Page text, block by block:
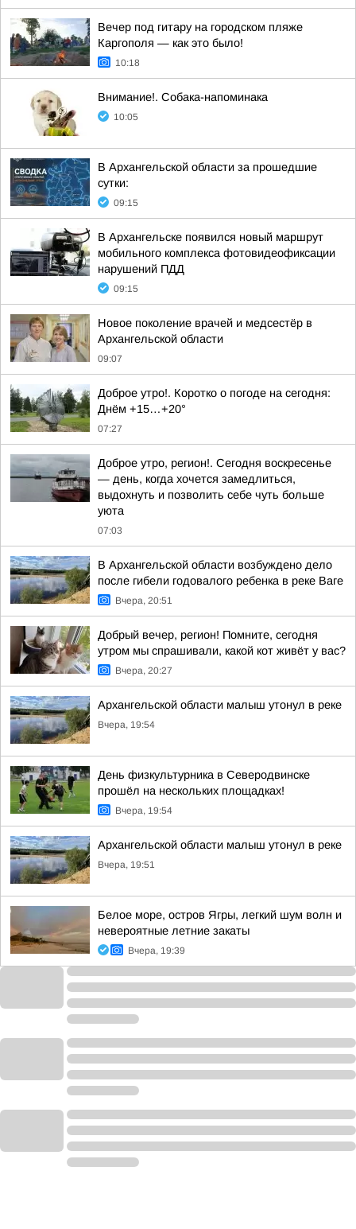
Вечер под гитару на городском пляже
Каргополя — как это было!
10:18
Внимание!. Собака-напоминака
10:05
В Архангельской области за прошедшие
сутки:
09:15
В Архангельске появился новый маршрут
мобильного комплекса фотовидеофиксации
нарушений ПДД
09:15
Новое поколение врачей и медсестёр в
Архангельской области
09:07
Доброе утро!. Коротко о погоде на сегодня:
Днём +15…+20°
07:27
Доброе утро, регион!. Сегодня воскресенье
— день, когда хочется замедлиться,
выдохнуть и позволить себе чуть больше
уюта
07:03
В Архангельской области возбуждено дело
после гибели годовалого ребенка в реке Ваге
Вчера, 20:51
Добрый вечер, регион! Помните, сегодня
утром мы спрашивали, какой кот живёт у вас?
Вчера, 20:27
Архангельской области малыш утонул в реке
Вчера, 19:54
День физкультурника в Северодвинске
прошёл на нескольких площадках!
Вчера, 19:54
Архангельской области малыш утонул в реке
Вчера, 19:51
Белое море, остров Ягры, легкий шум волн и
невероятные летние закаты
Вчера, 19:39